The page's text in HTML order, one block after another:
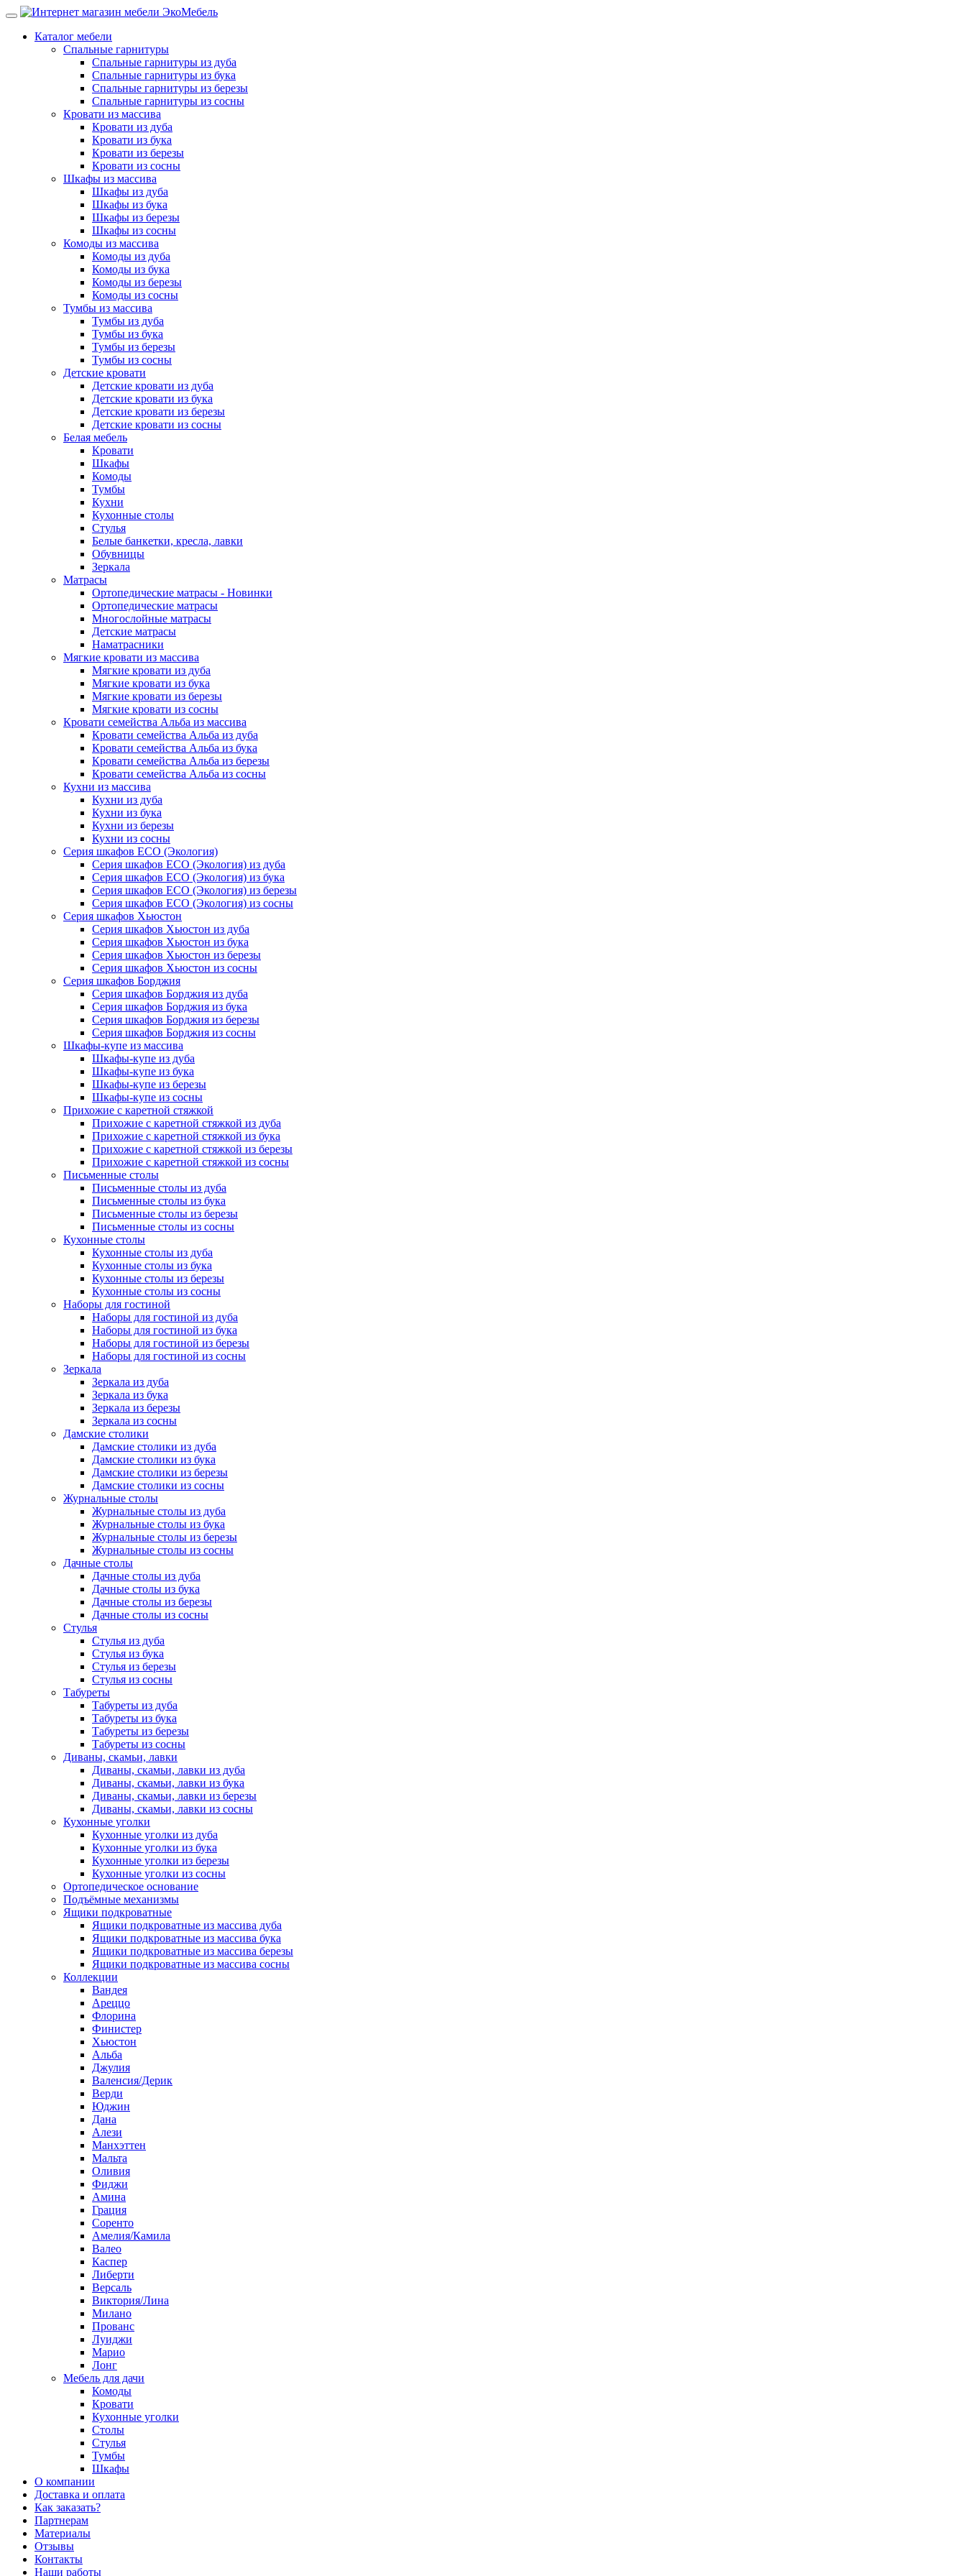
Каталог мебели
Спальные гарнитуры
Спальные гарнитуры из дуба
Спальные гарнитуры из бука
Спальные гарнитуры из березы
Спальные гарнитуры из сосны
Кровати из массива
Кровати из дуба
Кровати из бука
Кровати из березы
Кровати из сосны
Шкафы из массива
Шкафы из дуба
Шкафы из бука
Шкафы из березы
Шкафы из сосны
Комоды из массива
Комоды из дуба
Комоды из бука
Комоды из березы
Комоды из сосны
Тумбы из массива
Тумбы из дуба
Тумбы из бука
Тумбы из березы
Тумбы из сосны
Детские кровати
Детские кровати из дуба
Детские кровати из бука
Детские кровати из березы
Детские кровати из сосны
Белая мебель
Кровати
Шкафы
Комоды
Тумбы
Кухни
Кухонные столы
Стулья
Белые банкетки, кресла, лавки
Обувницы
Зеркала
Матрасы
Ортопедические матрасы - Новинки
Ортопедические матрасы
Многослойные матрасы
Детские матрасы
Наматрасники
Мягкие кровати из массива
Мягкие кровати из дуба
Мягкие кровати из бука
Мягкие кровати из березы
Мягкие кровати из сосны
Кровати семейства Альба из массива
Кровати семейства Альба из дуба
Кровати семейства Альба из бука
Кровати семейства Альба из березы
Кровати семейства Альба из сосны
Кухни из массива
Кухни из дуба
Кухни из бука
Кухни из березы
Кухни из сосны
Серия шкафов ECO (Экология)
Серия шкафов ECO (Экология) из дуба
Серия шкафов ECO (Экология) из бука
Серия шкафов ECO (Экология) из березы
Серия шкафов ECO (Экология) из сосны
Серия шкафов Хьюстон
Серия шкафов Хьюстон из дуба
Серия шкафов Хьюстон из бука
Серия шкафов Хьюстон из березы
Серия шкафов Хьюстон из сосны
Серия шкафов Борджия
Серия шкафов Борджия из дуба
Серия шкафов Борджия из бука
Серия шкафов Борджия из березы
Серия шкафов Борджия из сосны
Шкафы-купе из массива
Шкафы-купе из дуба
Шкафы-купе из бука
Шкафы-купе из березы
Шкафы-купе из сосны
Прихожие с каретной стяжкой
Прихожие с каретной стяжкой из дуба
Прихожие с каретной стяжкой из бука
Прихожие с каретной стяжкой из березы
Прихожие с каретной стяжкой из сосны
Письменные столы
Письменные столы из дуба
Письменные столы из бука
Письменные столы из березы
Письменные столы из сосны
Кухонные столы
Кухонные столы из дуба
Кухонные столы из бука
Кухонные столы из березы
Кухонные столы из сосны
Наборы для гостиной
Наборы для гостиной из дуба
Наборы для гостиной из бука
Наборы для гостиной из березы
Наборы для гостиной из сосны
Зеркала
Зеркала из дуба
Зеркала из бука
Зеркала из березы
Зеркала из сосны
Дамские столики
Дамские столики из дуба
Дамские столики из бука
Дамские столики из березы
Дамские столики из сосны
Журнальные столы
Журнальные столы из дуба
Журнальные столы из бука
Журнальные столы из березы
Журнальные столы из сосны
Дачные столы
Дачные столы из дуба
Дачные столы из бука
Дачные столы из березы
Дачные столы из сосны
Стулья
Стулья из дуба
Стулья из бука
Стулья из березы
Стулья из сосны
Табуреты
Табуреты из дуба
Табуреты из бука
Табуреты из березы
Табуреты из сосны
Диваны, скамьи, лавки
Диваны, скамьи, лавки из дуба
Диваны, скамьи, лавки из бука
Диваны, скамьи, лавки из березы
Диваны, скамьи, лавки из сосны
Кухонные уголки
Кухонные уголки из дуба
Кухонные уголки из бука
Кухонные уголки из березы
Кухонные уголки из сосны
Ортопедическое основание
Подъёмные механизмы
Ящики подкроватные
Ящики подкроватные из массива дуба
Ящики подкроватные из массива бука
Ящики подкроватные из массива березы
Ящики подкроватные из массива сосны
Коллекции
Вандея
Ареццо
Флорина
Финистер
Хьюстон
Альба
Джулия
Валенсия/Дерик
Верди
Юджин
Дана
Алези
Манхэттен
Мальта
Оливия
Фиджи
Амина
Грация
Соренто
Амелия/Камила
Валео
Каспер
Либерти
Версаль
Виктория/Лина
Милано
Прованс
Луиджи
Марио
Лонг
Мебель для дачи
Комоды
Кровати
Кухонные уголки
Столы
Стулья
Тумбы
Шкафы
О компании
Доставка и оплата
Как заказать?
Партнерам
Материалы
Отзывы
Контакты
Наши работы